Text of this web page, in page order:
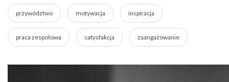
przywództwo motywacja inspiracja
praca zespołowa satysfakcja zaangażowanie